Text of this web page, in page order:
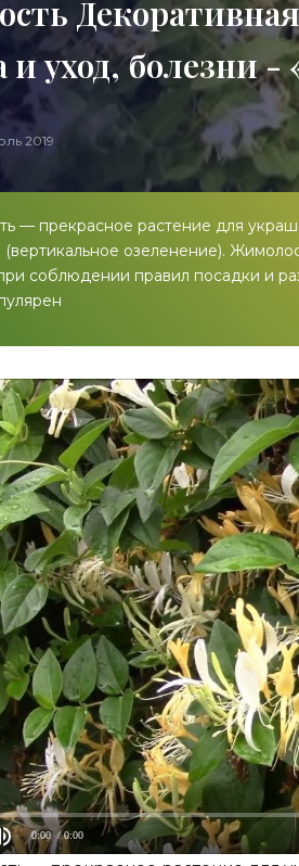
и уход, болезни -
2019
— прекрасное растение для
(вертикальное озеленение).
соблюдении правил посадки и
0:00 / 0:00